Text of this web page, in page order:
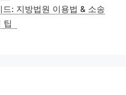
: 지방법원 이용법 & 소송
팁